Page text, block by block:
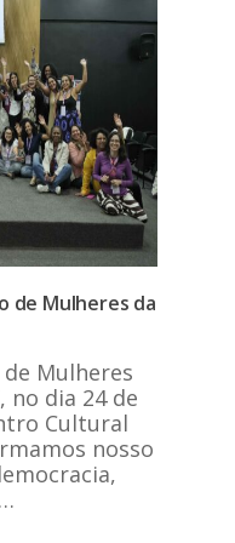
de Mulheres da
Mulheres
no dia 24 de
Cultural
nosso